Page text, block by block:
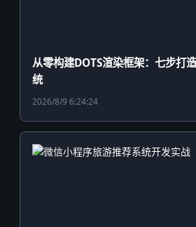
从零构建DOTS渲染框架：七步打
统
2026/8/9 6:24:24